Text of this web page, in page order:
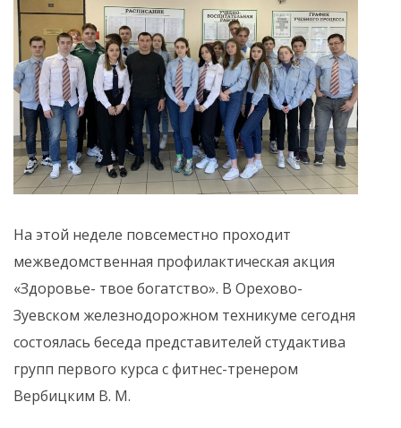
На этой неделе повсеместно проходит
межведомственная профилактическая акция
«Здоровье- твое богатство». В Орехово-
Зуевском железнодорожном техникуме сегодня
состоялась беседа представителей студактива
групп первого курса с фитнес-тренером
Вербицким В. М.